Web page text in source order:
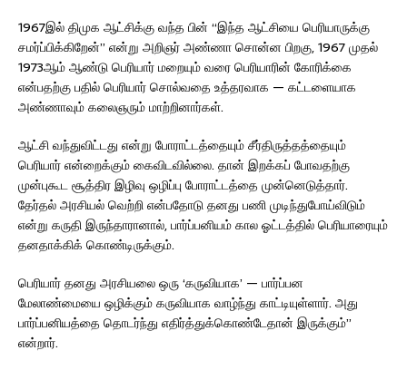
1967இல் திமுக ஆட்சிக்கு வந்த பின் “இந்த ஆட்சியை பெரியாருக்கு
சமர்ப்பிக்கிறேன்” என்று அறிஞர் அண்ணா சொன்ன பிறகு, 1967 முதல்
1973ஆம் ஆண்டு பெரியார் மறையும் வரை பெரியாரின் கோரிக்கை
என்பதற்கு பதில் பெரியார் சொல்வதை உத்தரவாக — கட்டளையாக
அண்ணாவும் கலைஞரும் மாற்றினார்கள்.
ஆட்சி வந்துவிட்டது என்று போராட்டத்தையும் சீர்திருத்தத்தையும்
பெரியார் என்றைக்கும் கைவிடவில்லை. தான் இறக்கப் போவதற்கு
முன்புகூட சூத்திர இழிவு ஒழிப்பு போராட்டத்தை முன்னெடுத்தார்.
தேர்தல் அரசியல் வெற்றி என்பதோடு தனது பணி முடிந்துபோய்விடும்
என்று கருதி இருந்தாரானால், பார்ப்பனியம் கால ஓட்டத்தில் பெரியாரையும்
தனதாக்கிக் கொண்டிருக்கும்.
பெரியார் தனது அரசியலை ஒரு ‘கருவியாக’ — பார்ப்பன
மேலாண்மையை ஒழிக்கும் கருவியாக வாழ்ந்து காட்டியுள்ளார். அது
பார்ப்பனியத்தை தொடர்ந்து எதிர்த்துக்கொண்டேதான் இருக்கும்”
என்றார்.